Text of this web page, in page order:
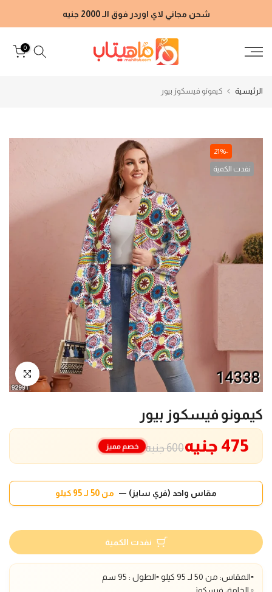
إلى
شحن مجاني لاي اوردر فوق الـ 2000 جنيه
0
الرئيسية كيمونو فيسكوز بيور
-21%
نفدت الكمية
انقر للتكبير
كيمونو فيسكوز بيور
600 جنيه 475 جنيه خصم مميز
مقاس واحد (فري سايز) — من 50 لـ 95 كيلو
نفدت الكمية
▫️المقاس: من 50 لـ 95 كيلو ▫️الطول : 95 سم